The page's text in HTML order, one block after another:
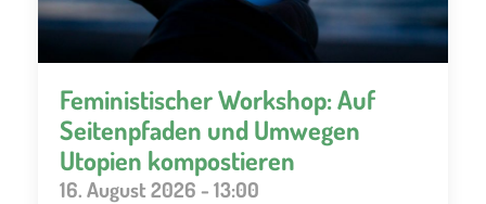
Feministischer Workshop: Auf
Seitenpfaden und Umwegen
Utopien kompostieren
16. August 2026 - 13:00